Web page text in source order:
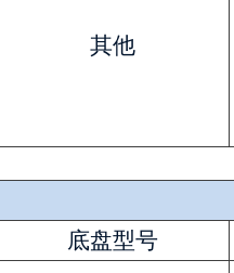
其他
底盘型号